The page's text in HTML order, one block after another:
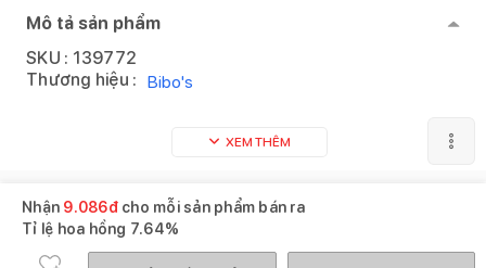
Mô tả sản phẩm
SKU : 139772
Thương hiệu : Bibo's
XEM THÊM
Sản phẩm tương tự
Nhận 9.086đcho mỗi sản phẩm bán ra
Tỉ lệ hoa hồng 7.64%